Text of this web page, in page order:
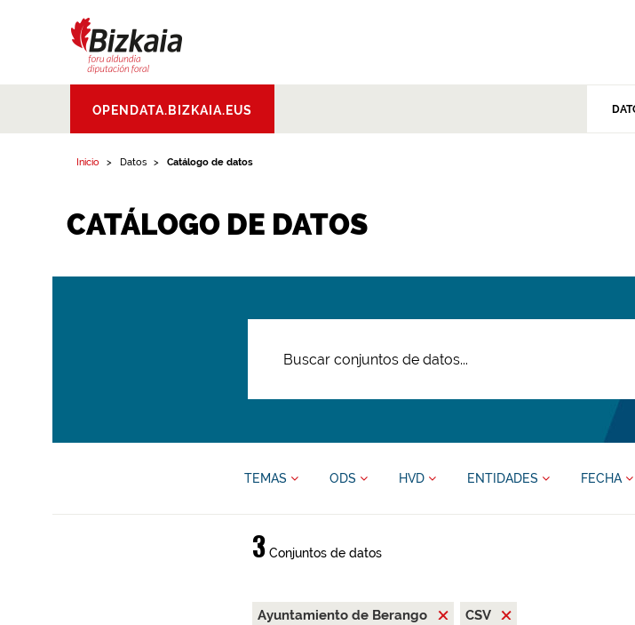
Aldundia.Diputacion
Foral de Bizkaia
OPENDATA.BIZKAIA.EUS
Inicio Datos Catálogo de datos
CATÁLOGO DE DATOS
TEMAS ODS HVD ENTIDADES FECHA
3Conjuntos de datos
Ayuntamiento de Berango
CSV